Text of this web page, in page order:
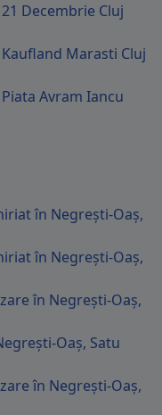
Decembrie Cluj
Marasti Cluj
Avram Iancu
în Negrești-Oaș,
în Negrești-Oaș,
în Negrești-Oaș,
Oaș, Satu
în Negrești-Oaș,